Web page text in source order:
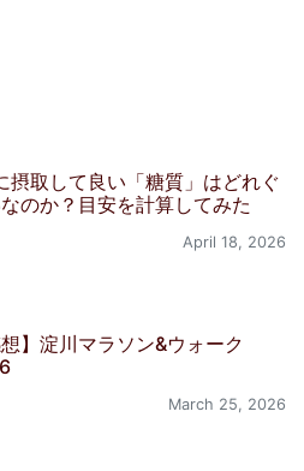
摂取して良い「糖質」はどれぐ
のか？目安を計算してみた
April 18, 2026
想】淀川マラソン&ウォーク
March 25, 2026